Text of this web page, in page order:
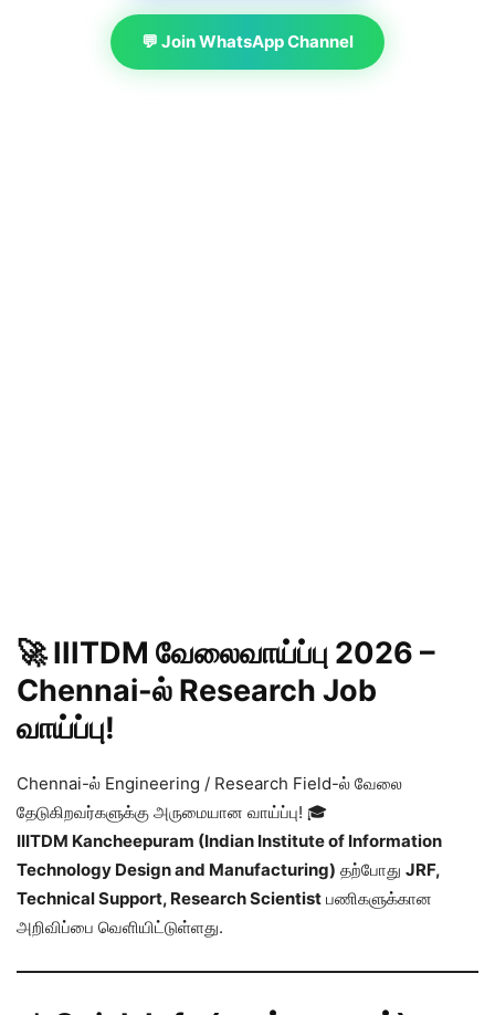
💬 Join WhatsApp Channel
🚀 IIITDM வேலைவாய்ப்பு 2026 –
Chennai-ல் Research Job
வாய்ப்பு!
Chennai-ல் Engineering / Research Field-ல் வேலை
தேடுகிறவர்களுக்கு அருமையான வாய்ப்பு! 🎓
IIITDM Kancheepuram (Indian Institute of Information
Technology Design and Manufacturing) தற்போது JRF,
Technical Support, Research Scientist பணிகளுக்கான
அறிவிப்பை வெளியிட்டுள்ளது.